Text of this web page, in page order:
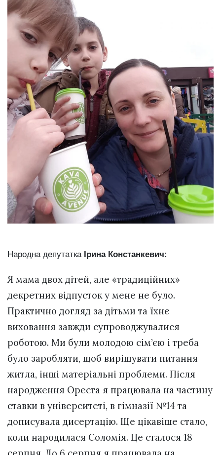
Народна депутатка Ірина Констанкевич:
Я мама двох дітей, але «традиційних»
декретних відпусток у мене не було.
Практично догляд за дітьми та їхнє
виховання завжди супроводжувалися
роботою. Ми були молодою сім’єю і треба
було заробляти, щоб вирішувати питання
житла, інші матеріальні проблеми. Після
народження Ореста я працювала на частину
ставки в університеті, в гімназії №14 та
дописувала дисертацію. Ще цікавіше стало,
коли народилася Соломія. Це сталося 18